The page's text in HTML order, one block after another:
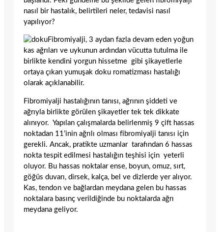
nasıl bir hastalık, belirtileri neler, tedavisi nasıl
yapılıyor?
Fibromiyalji, 3 aydan fazla devam eden yoğun
kas ağrıları ve uykunun ardından vücutta tutulma ile
birlikte kendini yorgun hissetme gibi şikayetlerle
ortaya çıkan yumuşak doku romatizması hastalığı
olarak açıklanabilir.
Fibromiyalji hastalığının tanısı, ağrının şiddeti ve
ağrıyla birlikte görülen şikayetler tek tek dikkate
alınıyor. Yapılan çalışmalarda belirlenmiş 9 çift hassas
noktadan 11’inin ağrılı olması fibromiyalji tanısı için
gerekli. Ancak, pratikte uzmanlar tarafından 6 hassas
nokta tespit edilmesi hastalığın teşhisi için yeterli
oluyor. Bu hassas noktalar ense, boyun, omuz, sırt,
göğüs duvarı, dirsek, kalça, bel ve dizlerde yer alıyor.
Kas, tendon ve bağlardan meydana gelen bu hassas
noktalara basınç verildiğinde bu noktalarda ağrı
meydana geliyor.